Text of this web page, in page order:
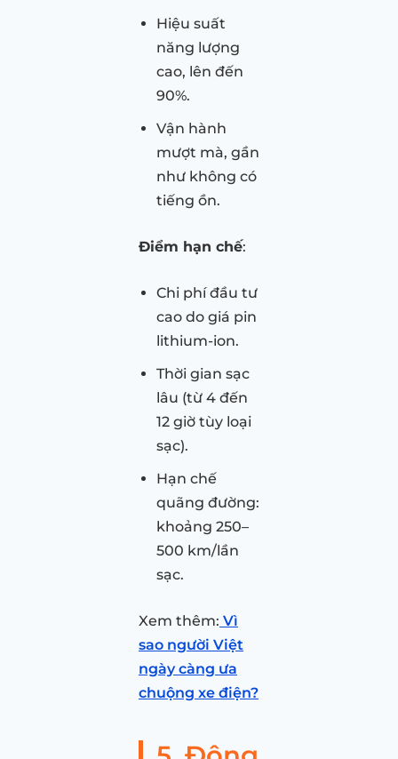
Hiệu suất
năng lượng
cao, lên đến
90%.
Vận hành
mượt mà, gần
như không có
tiếng ồn.
Điểm hạn chế:
Chi phí đầu tư
cao do giá pin
lithium-ion.
Thời gian sạc
lâu (từ 4 đến
12 giờ tùy loại
sạc).
Hạn chế
quãng đường:
khoảng 250–
500 km/lần
sạc.
Xem thêm: Vì
sao người Việt
ngày càng ưa
chuộng xe điện?